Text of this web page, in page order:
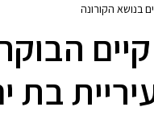
בנושא הקורונה
בת